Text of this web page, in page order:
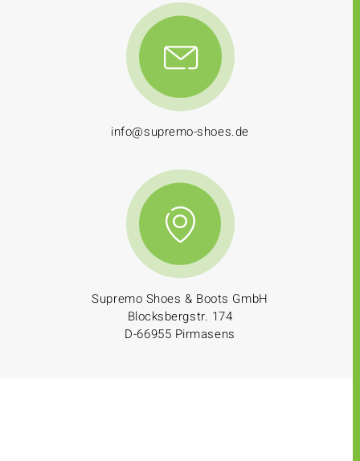
info@supremo-shoes.de
Supremo Shoes & Boots GmbH
Blocksbergstr. 174
D-66955 Pirmasens